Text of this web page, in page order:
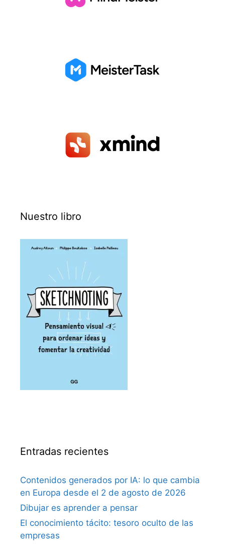
Nuestro libro
Entradas recientes
Contenidos generados por IA: lo que cambia
en Europa desde el 2 de agosto de 2026
Dibujar es aprender a pensar
El conocimiento tácito: tesoro oculto de las
empresas